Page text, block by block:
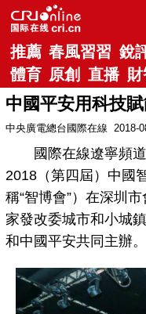
推薦 春風習習 銳
體育 原創 直播
中國平安用科技
中央廣電總台國際在線 2018-
國際在線遼寧頻道
2018（第四屆）中國
稱“智博會”）在深圳
家發改委城市和小城
和中國平安共同主辦。